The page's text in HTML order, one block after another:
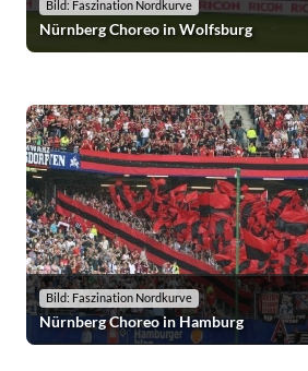
Bild: Faszination Nordkurve
Nürnberg Choreo in Wolfsburg
Bild: Faszination Nordkurve
Nürnberg Choreo in Hamburg